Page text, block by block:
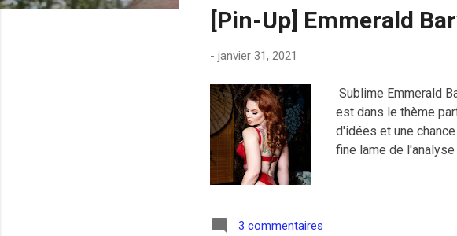
[Pin-Up] Emmerald
- janvier 31, 2021
Sublime Emmerald
est dans le thème
d'idées et une
fine lame de
3 commentaires